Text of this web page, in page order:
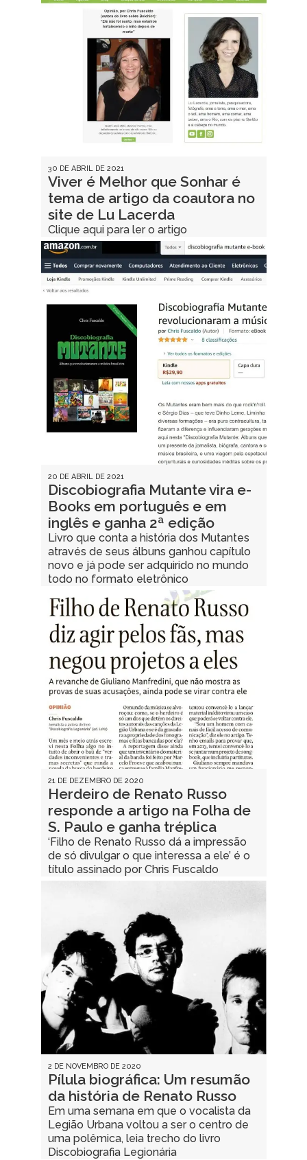
30 DE ABRIL DE 2021
Viver é Melhor que Sonhar é
tema de artigo da coautora no
site de Lu Lacerda
Clique aqui para ler o artigo
20 DE ABRIL DE 2021
Discobiografia Mutante vira e-
Books em português e em
inglês e ganha 2ª edição
Livro que conta a história dos Mutantes
através de seus álbuns ganhou capítulo
novo e já pode ser adquirido no mundo
todo no formato eletrônico
21 DE DEZEMBRO DE 2020
Herdeiro de Renato Russo
responde a artigo na Folha de
S. Paulo e ganha tréplica
‘Filho de Renato Russo dá a impressão
de só divulgar o que interessa a ele’ é o
título assinado por Chris Fuscaldo
2 DE NOVEMBRO DE 2020
Pílula biográfica: Um resumão
da história de Renato Russo
Em uma semana em que o vocalista da
Legião Urbana voltou a ser o centro de
uma polêmica, leia trecho do livro
Discobiografia Legionária